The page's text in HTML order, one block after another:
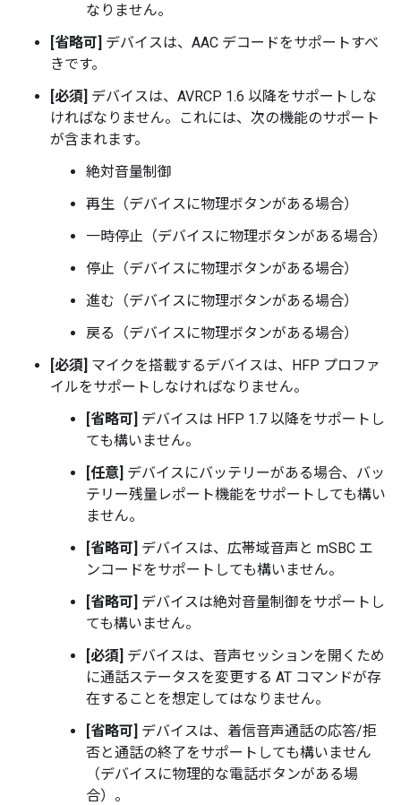
なりません。
[省略可] デバイスは、AAC デコードをサポートすべ
きです。
[必須] デバイスは、AVRCP 1.6 以降をサポートしな
ければなりません。これには、次の機能のサポート
が含まれます。
絶対音量制御
再生（デバイスに物理ボタンがある場合）
一時停止（デバイスに物理ボタンがある場合）
停止（デバイスに物理ボタンがある場合）
進む（デバイスに物理ボタンがある場合）
戻る（デバイスに物理ボタンがある場合）
[必須] マイクを搭載するデバイスは、HFP プロファ
イルをサポートしなければなりません。
[省略可] デバイスは HFP 1.7 以降をサポートし
ても構いません。
[任意] デバイスにバッテリーがある場合、バッ
テリー残量レポート機能をサポートしても構い
ません。
[省略可] デバイスは、広帯域音声と mSBC エ
ンコードをサポートしても構いません。
[省略可] デバイスは絶対音量制御をサポートし
ても構いません。
[必須] デバイスは、音声セッションを開くため
に通話ステータスを変更する AT コマンドが存
在することを想定してはなりません。
[省略可] デバイスは、着信音声通話の応答/拒
否と通話の終了をサポートしても構いません
（デバイスに物理的な電話ボタンがある場
合）。